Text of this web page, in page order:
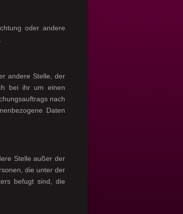
oder andere
andere Stelle, der
bei ihr um einen
nach
Daten
Stelle außer der
die unter der
befugt sind, die